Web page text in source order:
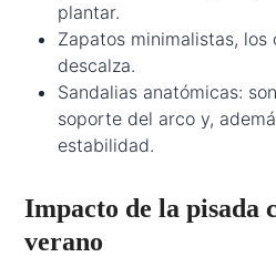
plantar.
Zapatos minimalistas,
descalza.
Sandalias anatómicas:
soporte del arco y,
estabilidad.
Impacto de la pisada
verano